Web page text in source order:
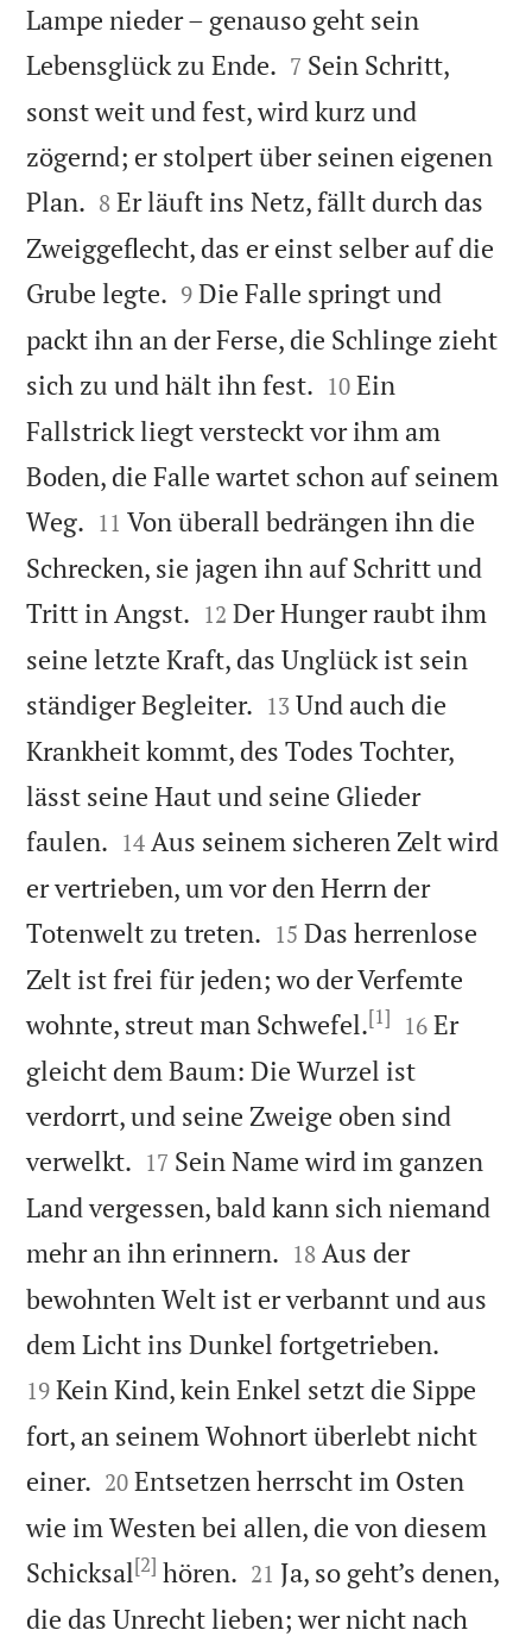
Lampe nieder – genauso geht sein
Lebensglück zu Ende. 

7 Sein Schritt,
sonst weit und fest, wird kurz und
zögernd; er stolpert über seinen eigenen
Plan. 

8 Er läuft ins Netz, fällt durch das
Zweiggeflecht, das er einst selber auf die
Grube legte. 

9 Die Falle springt und
packt ihn an der Ferse, die Schlinge zieht
sich zu und hält ihn fest. 

10 Ein
Fallstrick liegt versteckt vor ihm am
Boden, die Falle wartet schon auf seinem
Weg. 

11 Von überall bedrängen ihn die
Schrecken, sie jagen ihn auf Schritt und
Tritt in Angst. 

12 Der Hunger raubt ihm
seine letzte Kraft, das Unglück ist sein
ständiger Begleiter. 

13 Und auch die
Krankheit kommt, des Todes Tochter,
lässt seine Haut und seine Glieder
faulen. 

14 Aus seinem sicheren Zelt wird
er vertrieben, um vor den Herrn der
Totenwelt zu treten. 

15 Das herrenlose
Zelt ist frei für jeden; wo der Verfemte
wohnte, streut man Schwefel.[1] 

16 Er
gleicht dem Baum: Die Wurzel ist
verdorrt, und seine Zweige oben sind
verwelkt. 

17 Sein Name wird im ganzen
Land vergessen, bald kann sich niemand
mehr an ihn erinnern. 

18 Aus der
bewohnten Welt ist er verbannt und aus
dem Licht ins Dunkel fortgetrieben.
19 Kein Kind, kein Enkel setzt die Sippe
fort, an seinem Wohnort überlebt nicht
einer. 

20 Entsetzen herrscht im Osten
wie im Westen bei allen, die von diesem
Schicksal[2] hören. 

21 Ja, so geht’s denen,
die das Unrecht lieben; wer nicht nach